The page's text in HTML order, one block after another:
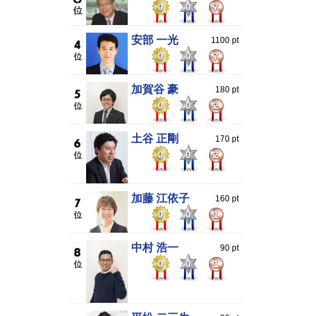
0 0 7
安部 一光 1100 pt
0 0 7
加賀谷 豪 180 pt
0 0 2
土谷 正剛 170 pt
0 0 2
加藤 江依子 160 pt
0 0 1
中村 浩一 90 pt
0 0 1